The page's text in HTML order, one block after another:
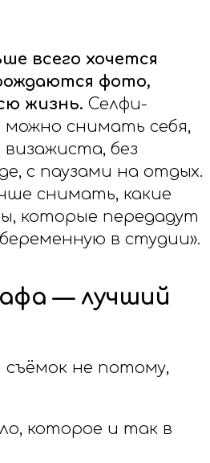
всего хочется
фото,
жизнь. Селфи-
снимать себя,
без
с паузами на отдых.
снимать, какие
которые передадут
в студии».
— лучший
не потому,
которое и так в